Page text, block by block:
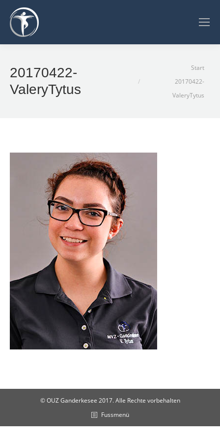
20170422-
ValeryTytus
Sie befinden sich hier:
Start
20170422-
ValeryTytus
© OUZ Ganderkesee 2017. Alle Rechte vorbehalten
Fussmenü